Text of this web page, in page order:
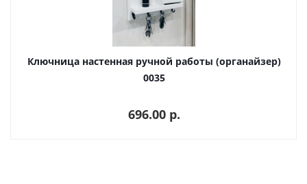
Ключница настенная ручной работы (органайзер)
0035
696.00 p.